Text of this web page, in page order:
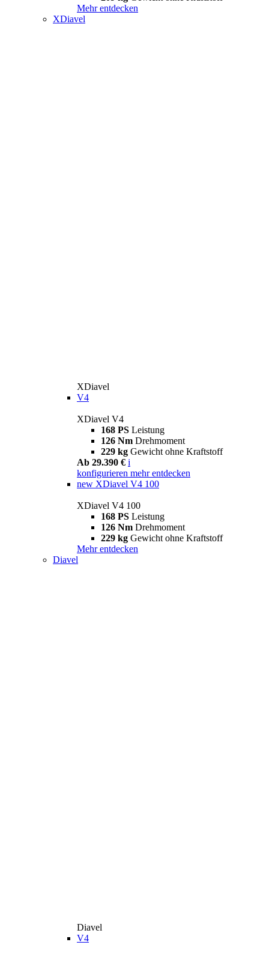
Mehr entdecken
XDiavel
XDiavel
V4
XDiavel V4
168 PS Leistung
126 Nm Drehmoment
229 kg Gewicht ohne Kraftstoff
Ab 29.390 € i
konfigurieren mehr entdecken
new XDiavel V4 100
XDiavel V4 100
168 PS Leistung
126 Nm Drehmoment
229 kg Gewicht ohne Kraftstoff
Mehr entdecken
Diavel
Diavel
V4